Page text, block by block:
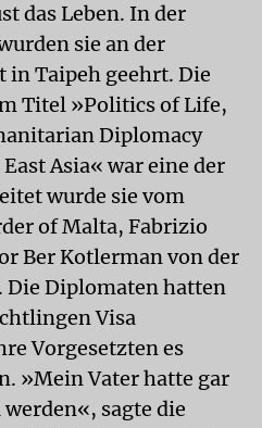
das Leben. In der
sie an der
Taipeh geehrt. Die
Titel »Politics of Life,
Diplomacy
Asia« war eine der
wurde sie vom
of Malta, Fabrizio
Ber Kotlerman von der
Diplomaten hatten
Visa
Vorgesetzten es
»Mein Vater hatte gar
sagte die